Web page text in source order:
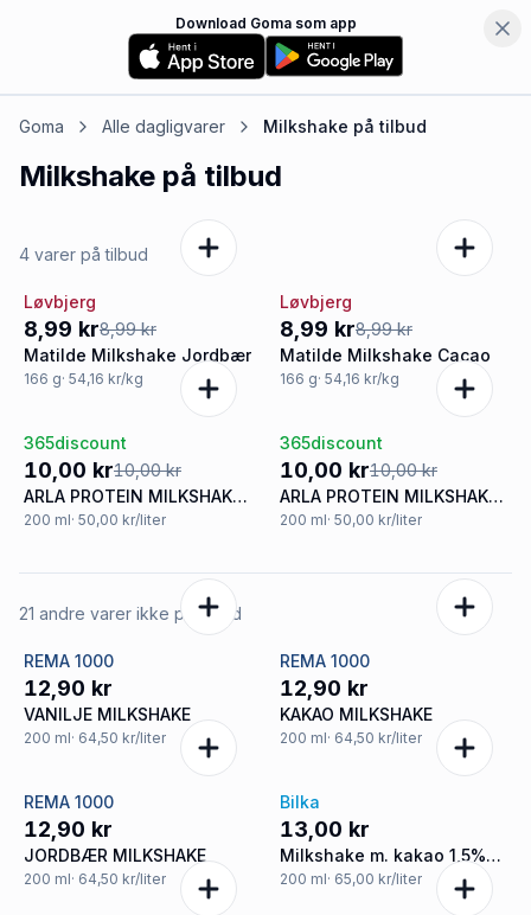
Download Goma som app
Goma Alle dagligvarer Milkshake på tilbud
Milkshake på tilbud
4 varer på tilbud
Tilbud
Løvbjerg
8,99 kr8,99 kr
Matilde Milkshake Jordbær
166 g· 54,16 kr/kg
Tilbud
Løvbjerg
8,99 kr8,99 kr
Matilde Milkshake Cacao
166 g· 54,16 kr/kg
Tilbud
365discount
10,00 kr10,00 kr
ARLA PROTEIN MILKSHAKE
CHOCOLATE
200 ml· 50,00 kr/liter
Tilbud
365discount
10,00 kr10,00 kr
ARLA PROTEIN MILKSHAKE
VANIL FUDGE
200 ml· 50,00 kr/liter
21 andre varer ikke på tilbud
REMA 1000
12,90 kr
VANILJE MILKSHAKE
200 ml· 64,50 kr/liter
REMA 1000
12,90 kr
KAKAO MILKSHAKE
200 ml· 64,50 kr/liter
REMA 1000
12,90 kr
JORDBÆR MILKSHAKE
200 ml· 64,50 kr/liter
Bilka
13,00 kr
Milkshake m. kakao 1,5%
fedt
200 ml· 65,00 kr/liter